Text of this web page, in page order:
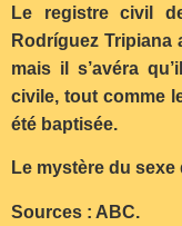
Le registre civil
Rodríguez
mais il s’avéra
civile, tout comme
été baptisée.
Le mystère du
Sources : ABC.